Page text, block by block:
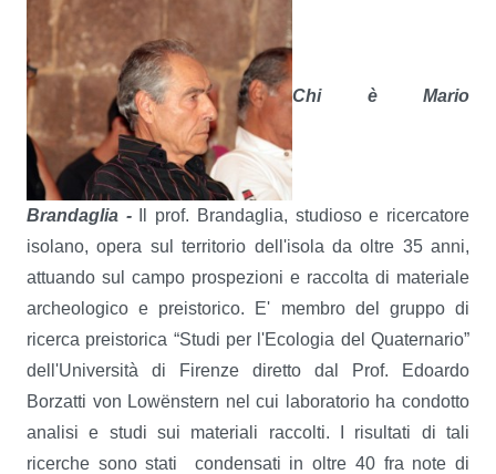
Chi è Mario
Brandaglia -Il prof. Brandaglia, studioso e ricercatore
isolano, opera sul territorio dell'isola da oltre 35 anni,
attuando sul campo prospezioni e raccolta di materiale
archeologico e preistorico. E' membro del gruppo di
ricerca preistorica “Studi per l'Ecologia del Quaternario”
dell'Università di Firenze diretto dal Prof. Edoardo
Borzatti von Lowënstern nel cui laboratorio ha condotto
analisi e studi sui materiali raccolti. I risultati di tali
ricerche sono stati condensati in oltre 40 fra note di